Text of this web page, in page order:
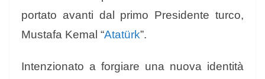
portato avanti dal primo Presidente turco,
Mustafa Kemal “Atatürk”.
Intenzionato a forgiare una nuova identità